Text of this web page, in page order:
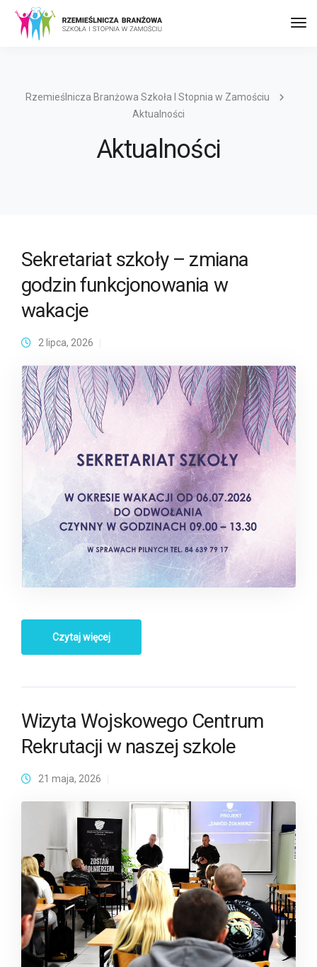
Rzemieślnicza Branżowa Szkoła I Stopnia w Zamościu
Aktualności
Aktualności
Sekretariat szkoły – zmiana
godzin funkcjonowania w
wakacje
2 lipca, 2026
Czytaj więcej
Wizyta Wojskowego Centrum
Rekrutacji w naszej szkole
21 maja, 2026